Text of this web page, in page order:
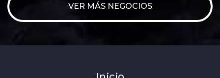
VER MÁS NEGOCIOS